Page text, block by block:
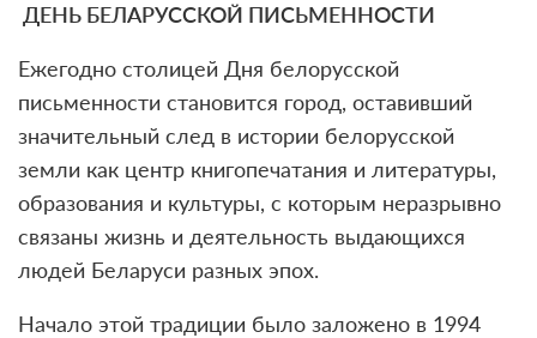
ДЕНЬ БЕЛАРУССКОЙ ПИСЬМЕННОСТИ
Ежегодно столицей Дня белорусской
письменности становится город, оставивший
значительный след в истории белорусской
земли как центр книгопечатания и литературы,
образования и культуры, с которым неразрывно
связаны жизнь и деятельность выдающихся
людей Беларуси разных эпох.
Начало этой традиции было заложено в 1994